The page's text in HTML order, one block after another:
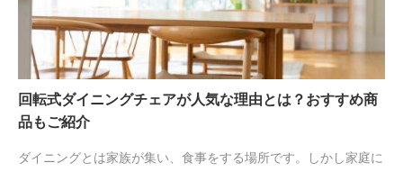
回転式ダイニングチェアが人気な理由とは？おすすめ商
品もご紹介
ダイニングとは家族が集い、食事をする場所です。しかし家庭に